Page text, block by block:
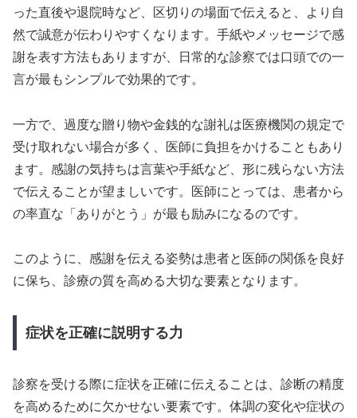
った直後や退院時など、区切りの場面で伝えると、より自
然で誠意が伝わりやすくなります。手紙やメッセージで感
謝を表す方法もありますが、日常的な診察では口頭での一
言が最もシンプルで効果的です。
一方で、過度な贈り物や金銭的な謝礼は医療機関の規定で
受け取れない場合が多く、医師に負担をかけることもあり
ます。感謝の気持ちは言葉や手紙など、形に残らない方法
で伝えることが望ましいです。医師にとっては、患者から
の率直な「ありがとう」が最も励みになるのです。
このように、感謝を伝える姿勢は患者と医師の関係を良好
に保ち、診療の質を高める大切な要素となります。
症状を正確に説明する力
診察を受ける際に症状を正確に伝えることは、診断の精度
を高めるために欠かせない要素です。体調の変化や症状の